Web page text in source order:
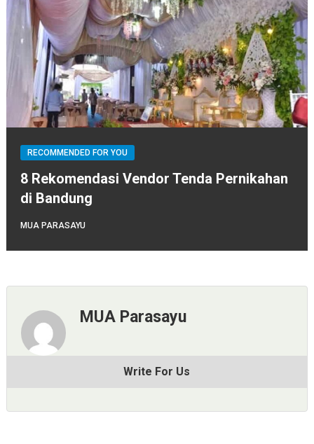
RECOMMENDED FOR YOU
8 Rekomendasi Vendor Tenda Pernikahan
di Bandung
MUA PARASAYU
MUA Parasayu
Write For Us